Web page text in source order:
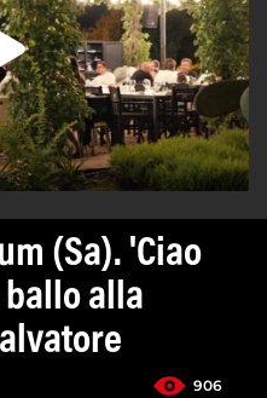
(Sa). 'Ciao
alla
906